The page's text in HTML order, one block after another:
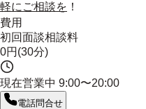
軽にご相談を ！
費用
初回面談相談料
0円(30分)
現在営業中 9:00〜20:00
電話問合せ